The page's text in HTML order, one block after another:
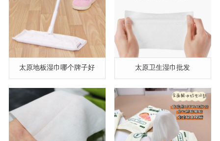
太原地板湿巾哪个牌子好 太原卫生湿巾批发